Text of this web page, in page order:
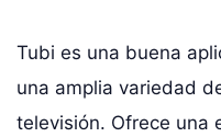
Tubi es una buena
una amplia variedad
televisión. Ofrece una